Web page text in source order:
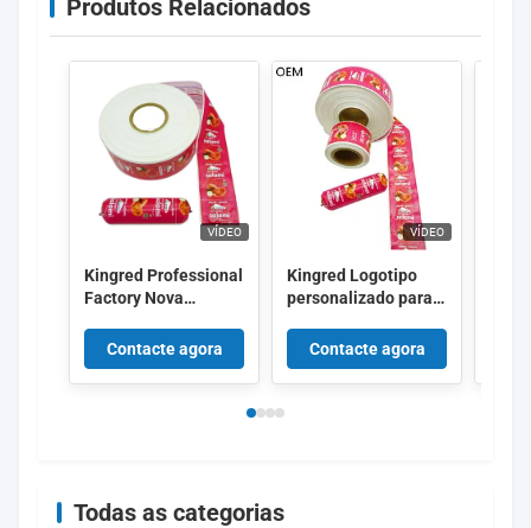
Produtos Relacionados
VÍDEO
Kingred Professional
Factory Nova
Casing plástico de
qualidade alimentar
OEM
Contacte agora
VÍDEO
Kingred Logotipo
personalizado para
de embalagem de
salsicha de plástico
PVDC de alta
Contacte agora
Todas as categorias